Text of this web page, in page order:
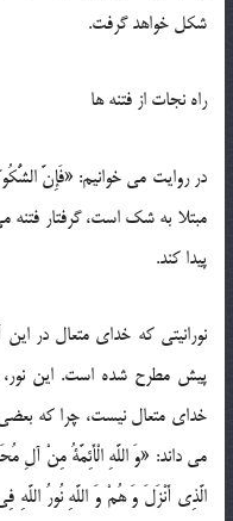
شکل خواهد گرفت.
راه نجات از فتنه ها
مبتلا به شك است، گرفتار فتنه
پیدا کند.
نورانیتی كه خدای متعال در
پیش مطرح شده است. این
خدای متعال نیست، چرا که بعضی
می داند: «وَ اللَّهِ الْأَئِمَّةُ مِنْ آلِ